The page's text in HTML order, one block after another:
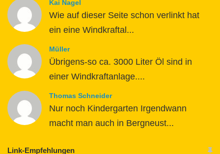
Kai Nagel
Wie auf dieser Seite schon verlinkt hat
ein eine Windkraftal...
Müller
Übrigens-so ca. 3000 Liter Öl sind in
einer Windkraftanlage....
Thomas Schneider
Nur noch Kindergarten Irgendwann
macht man auch in Bergneust...
Link-Empfehlungen